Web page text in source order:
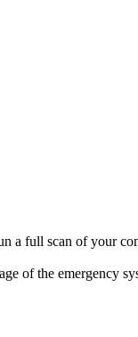
a full scan of your
of the emergency